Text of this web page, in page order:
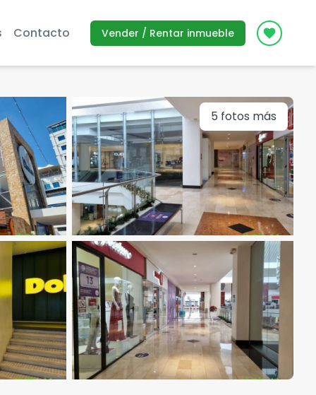
Contacto Vender / Rentar inmueble Icon
5 fotos más